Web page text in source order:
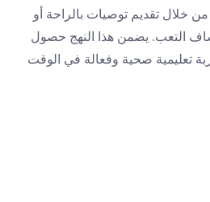
خلال تقديم توصيات بالراحة أو
التعب. يضمن هذا النهج حصول
تعليمية صحية وفعالة في الوقت